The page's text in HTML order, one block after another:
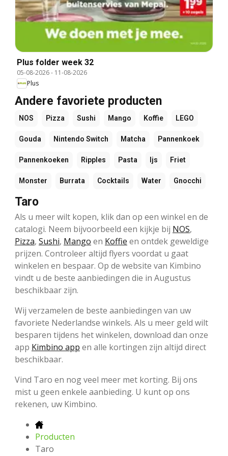
Plus folder week 32
05-08-2026- 11-08-2026
Plus
Andere favoriete producten
NOS Pizza Sushi Mango Koffie LEGO
Gouda Nintendo Switch Matcha Pannenkoek
Pannenkoeken Ripples Pasta Ijs Friet
Monster Burrata Cocktails Water Gnocchi
Taro
Als u meer wilt kopen, klik dan op een winkel en de
catalogi. Neem bijvoorbeeld een kijkje bij NOS,
Pizza, Sushi, Mango en Koffie en ontdek geweldige
prijzen. Controleer altijd flyers voordat u gaat
winkelen en bespaar. Op de website van Kimbino
vindt u de beste aanbiedingen die in Augustus
beschikbaar zijn.
Wij verzamelen de beste aanbiedingen van uw
favoriete Nederlandse winkels. Als u meer geld wilt
besparen tijdens het winkelen, download dan onze
app Kimbino app en alle kortingen zijn altijd direct
beschikbaar.
Vind Taro en nog veel meer met korting. Bij ons
mist u geen enkele aanbieding. U kunt op ons
rekenen, uw Kimbino.
Producten
Taro